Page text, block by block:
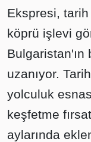
Ekspresi, tarih
köprü işlevi
uzanıyor.
yolculuk
keşfetme
aylarında